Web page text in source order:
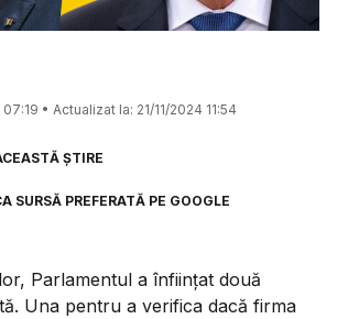
07:19 • Actualizat la: 21/11/2024 11:54
ȘTIRE
SURSĂ PREFERATĂ PE GOOGLE
Parlamentul a înființat două
Una pentru a verifica dacă firma